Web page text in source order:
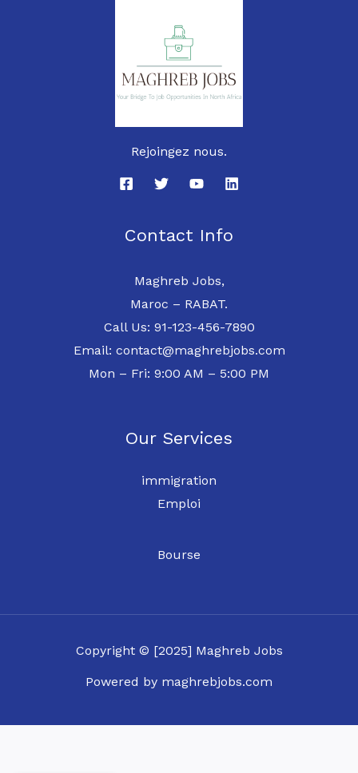
Rejoingez nous.
Contact Info
Maghreb Jobs,
Maroc – RABAT.
Call Us: 91-123-456-7890
Email: contact@maghrebjobs.com
Mon – Fri: 9:00 AM – 5:00 PM
Our Services
immigration
Emploi
Bourse
Copyright © [2025] Maghreb Jobs
Powered by maghrebjobs.com